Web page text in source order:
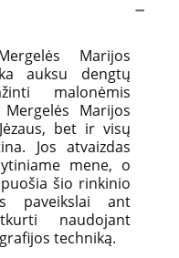
Marijos
auksu dengtų
malonėmis
Mergelės Marijos
bet ir visų
Jos atvaizdas
mene, o
šio rinkinio
paveikslai ant
naudojant
techniką.